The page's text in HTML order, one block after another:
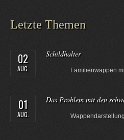
Letzte Themen
02
AUG.
Schildhalter
Familienwappen
01
AUG.
Das Problem mit den